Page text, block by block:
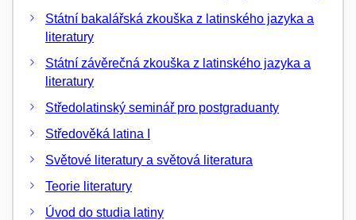
Státní bakalářská zkouška z latinského jazyka a
literatury
Státní závěrečná zkouška z latinského jazyka a
literatury
Středolatinský seminář pro postgraduanty
Středověká latina I
Světové literatury a světová literatura
Teorie literatury
Úvod do studia latiny